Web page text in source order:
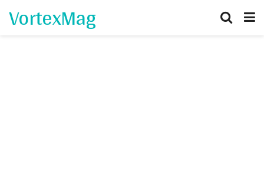
VortexMag